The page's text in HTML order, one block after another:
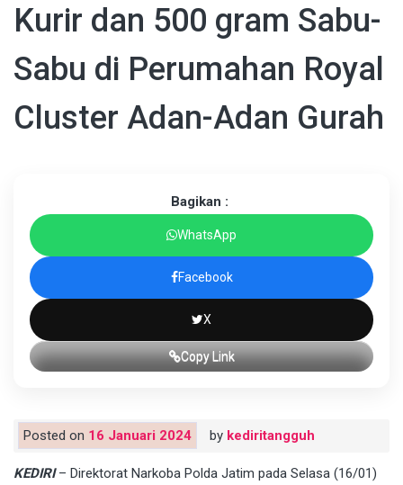
Kurir dan 500 gram Sabu-
Sabu di Perumahan Royal
Cluster Adan-Adan Gurah
Bagikan :
WhatsApp
Facebook
X
Copy Link
Posted on 16 Januari 2024 by kediritangguh
KEDIRI– Direktorat Narkoba Polda Jatim pada Selasa (16/01)